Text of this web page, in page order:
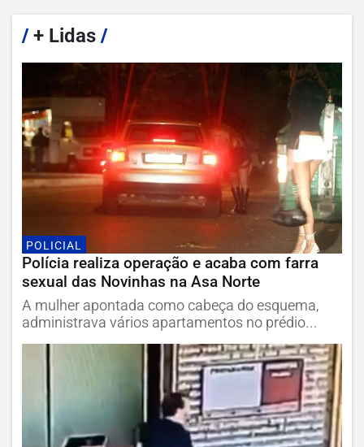
/+ Lidas /
POLICIAL
Polícia realiza operação e acaba com farra
sexual das Novinhas na Asa Norte
A mulher apontada como cabeça do esquema,
administrava vários apartamentos no prédio...